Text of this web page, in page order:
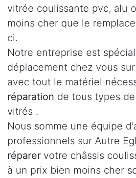
vitrée coulissante pvc, alu
moins cher que le
ci.
Notre entreprise est
déplacement chez vous
avec tout le matériel
réparation de tous types
vitrés .
Nous somme une équipe
professionnels sur Autre
réparer votre châssis
à un prix bien moins cher